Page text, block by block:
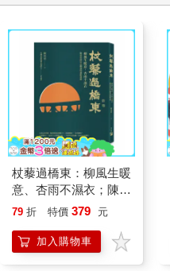
杖藜過橋東：柳風生暖
意、杏雨不濕衣；陳亮
恭談以心轉境的適齡漫
79 折 特價 379 元
加入購物車